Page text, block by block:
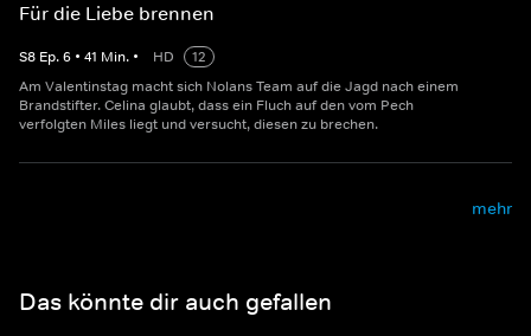
Für die Liebe brennen
S8 Ep.6 • 41 Min. • HD
12
Am Valentinstag macht sich Nolans Team auf die Jagd nach einem
Brandstifter. Celina glaubt, dass ein Fluch auf den vom Pech
verfolgten Miles liegt und versucht, diesen zu brechen.
mehr
Das könnte dir auch gefallen